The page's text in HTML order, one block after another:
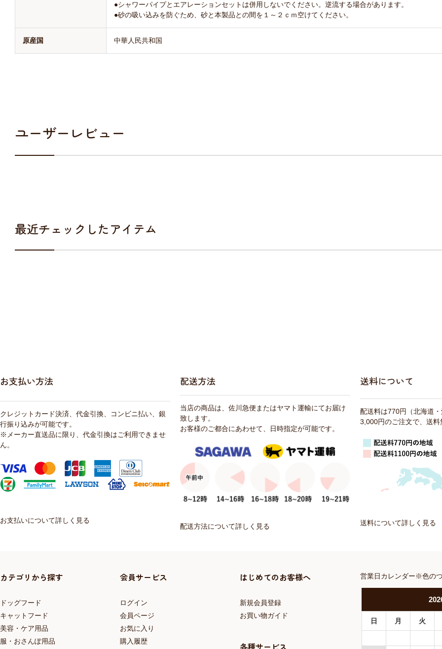
●シャワーパイプとエアレーションセットは併用しないでください。逆流する場合があります。
●砂の吸い込みを防ぐため、砂と本製品との間を１～２ｃｍ空けてください。
原産国 中華人民共和国
ユーザーレビュー
最近チェックしたアイテム
お支払い方法
クレジットカード決済、代金引換、コンビニ払い、銀
行振り込みが可能です。
※メーカー直送品に限り、代金引換はご利用できませ
ん。
お支払いについて詳しく見る
配送方法
当店の商品は、佐川急便またはヤマト運輸にてお届け
致します。
お客様のご都合にあわせて、日時指定が可能です。
配送方法について詳しく見る
送料について
配送料は770円（北海道・
3,000円のご注文で、送料
送料について詳しく見る
カテゴリから探す
ドッグフード
キャットフード
美容・ケア用品
服・おさんぽ用品
会員サービス
ログイン
会員ページ
お気に入り
購入履歴
はじめてのお客様へ
新規会員登録
お買い物ガイド
各種サービス
営業日カレンダー※色の
日 月 火